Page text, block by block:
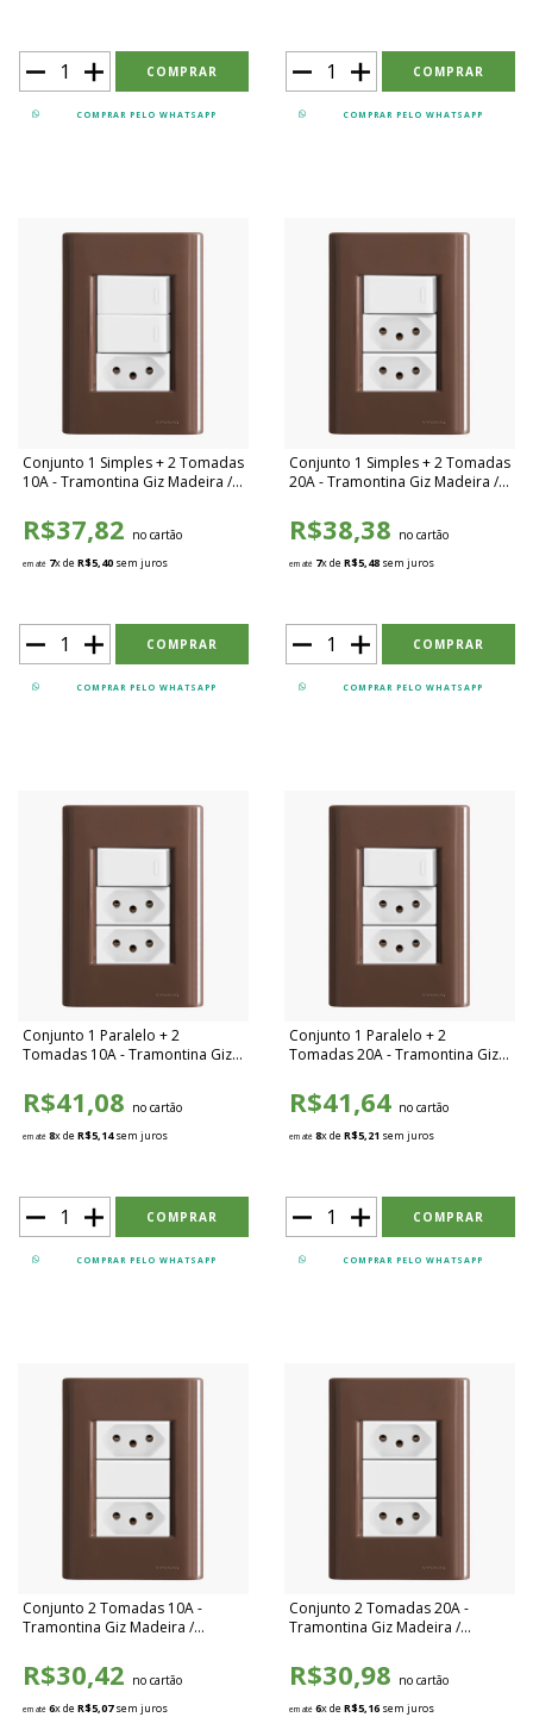
COMPRAR PELO WHATSAPP COMPRAR PELO WHATSAPP
Conjunto 1 Simples + 2 Tomadas
10A - Tramontina Giz Madeira /
R$37,82 no cartão
em até 7x deR$5,40 sem juros
COMPRAR PELO WHATSAPP
Conjunto 1 Simples + 2 Tomadas
20A - Tramontina Giz Madeira /
R$38,38 no cartão
em até 7x deR$5,48 sem juros
COMPRAR PELO WHATSAPP
Conjunto 1 Paralelo + 2
Tomadas 10A - Tramontina Giz
R$41,08 no cartão
em até 8x deR$5,14sem juros
COMPRAR PELO WHATSAPP
Conjunto 1 Paralelo + 2
Tomadas 20A - Tramontina Giz
R$41,64 no cartão
em até 8x deR$5,21 sem juros
COMPRAR PELO WHATSAPP
Conjunto 2 Tomadas 10A -
Tramontina Giz Madeira /
R$30,42 no cartão
em até 6x deR$5,07sem juros
Conjunto 2 Tomadas 20A -
Tramontina Giz Madeira /
R$30,98 no cartão
em até 6x deR$5,16 sem juros